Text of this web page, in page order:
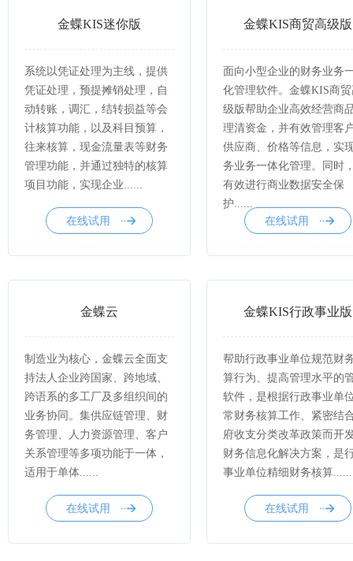
金蝶KIS迷你版
系统以凭证处理为主线，提供
凭证处理，预提摊销处理，自
动转账，调汇，结转损益等会
计核算功能，以及科目预算，
往来核算，现金流量表等财务
管理功能，并通过独特的核算
项目功能，实现企业......
在线试用
金蝶KIS商贸高级版
面向小型企业的财务业务
化管理软件。金蝶KIS商
级版帮助企业高效经营商
理清资金，并有效管理客
供应商、价格等信息，实
务业务一体化管理。同时
有效进行商业数据安全保
护......
在线试用
金蝶云
制造业为核心，金蝶云全面支
持法人企业跨国家、跨地域、
跨语系的多工厂及多组织间的
业务协同。集供应链管理、财
务管理、人力资源管理、客户
关系管理等多项功能于一体，
适用于单体......
在线试用
金蝶KIS行政事业版
帮助行政事业单位规范财
算行为、提高管理水平的
软件，是根据行政事业单
常财务核算工作、紧密结
府收支分类改革政策而开
财务信息化解决方案，是
事业单位精细财务核算......
在线试用